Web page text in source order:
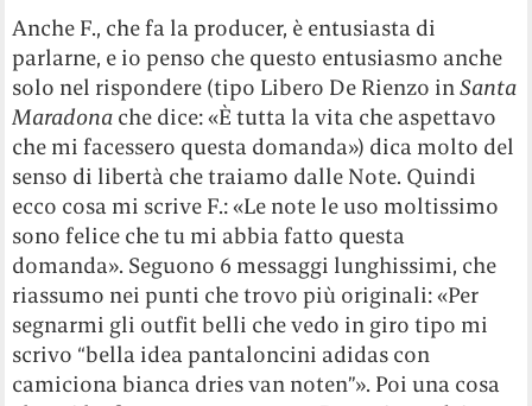
Anche F., che fa la producer, è entusiasta di
parlarne, e io penso che questo entusiasmo anche
solo nel rispondere (tipo Libero De Rienzo inSanta
Maradona che dice: «È tutta la vita che aspettavo
che mi facessero questa domanda») dica molto del
senso di libertà che traiamo dalle Note. Quindi
ecco cosa mi scrive F.: «Le note le uso moltissimo
sono felice che tu mi abbia fatto questa
domanda». Seguono 6 messaggi lunghissimi, che
riassumo nei punti che trovo più originali: «Per
segnarmi gli outfit belli che vedo in giro tipo mi
scrivo “bella idea pantaloncini adidas con
camiciona bianca dries van noten”». Poi una cosa